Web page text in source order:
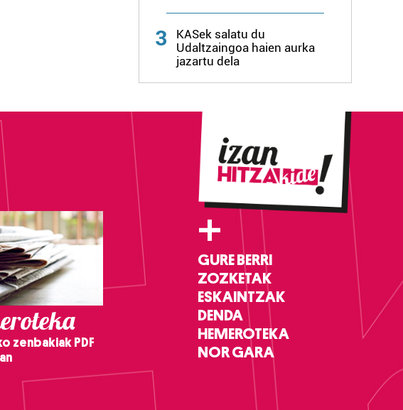
3
KASek salatu du
Udaltzaingoa haien aurka
jazartu dela
zenbakiak PDF
+
GURE BERRI
ZOZKETAK
ESKAINTZAK
DENDA
HEMEROTEKA
NOR GARA